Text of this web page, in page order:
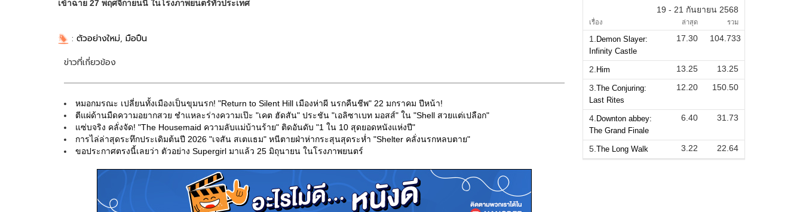
19 - 21 กันยายน 2568
เรื่อง ล่าสุด รวม
1. Demon Slayer:
Infinity Castle
17.30 104.733
2. Him 13.25
13.25
3. The Conjuring:
Last Rites
12.20 150.50
4. Downton abbey:
The Grand Finale
6.40 31.73
5. The Long Walk 3.22 22.64